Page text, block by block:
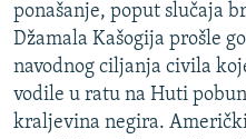
ponašanje, poput slučaja
Džamala Kašogija prošle
navodnog ciljanja civila
vodile u ratu na Huti
kraljevina negira.